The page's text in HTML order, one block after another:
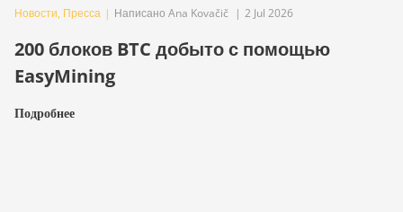
Новости, Пресса | Написано Ana Kovačič | 2 Jul 2026
200 блоков BTC добыто с помощью
EasyMining
Подробнее